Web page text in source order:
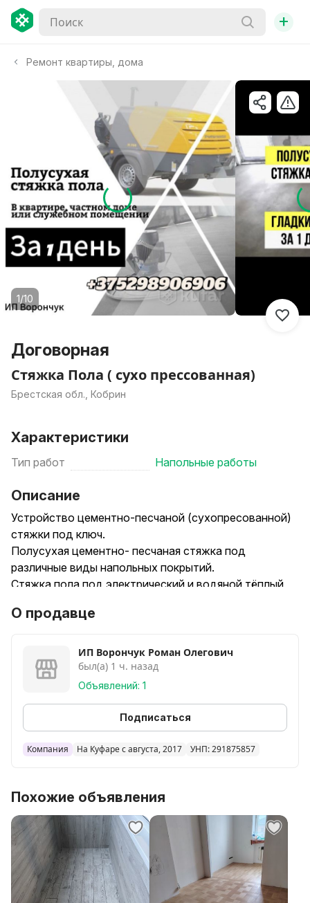
+
Ремонт квартиры, дома
1/10
Договорная
Стяжка Пола ( сухо прессованная)
Брестская обл., Кобрин
Характеристики
Тип работ Напольные работы
Описание
Устройство цементно-песчаной (сухопресованной)
стяжки под ключ.
Полусухая цементно- песчаная стяжка под
различные виды напольных покрытий.
Стяжка пола под электрический и водяной тёплый
Черновая стяжка пола.
Качественные материалы.
Сжатые сроки работы.
Для консультации или заказа, звоните по номеру
Любая форма оплаты.
РАБОТАЕМ также и по области
Видео наших работ:
О продавце
ИП Ворончук Роман Олегович
был(а) 1 ч. назад
Объявлений: 1
Подписаться
Компания На Куфаре с августа, 2017 УНП: 291875857
Похожие объявления